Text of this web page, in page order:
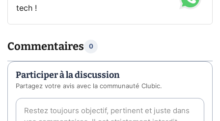
tech !
Commentaires 0
Participer à la discussion
Partagez votre avis avec la communauté Clubic.